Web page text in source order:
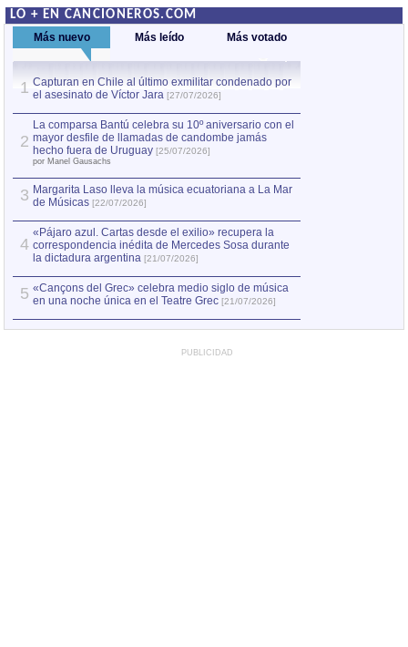
LO + EN CANCIONEROS.COM
Más nuevo Más leído Más votado
1 Capturan en Chile al último exmilitar condenado por
el asesinato de Víctor Jara [27/07/2026]
2
La comparsa Bantú celebra su 10º aniversario con el
mayor desfile de llamadas de candombe jamás
hecho fuera de Uruguay [25/07/2026]
por Manel Gausachs
3 Margarita Laso lleva la música ecuatoriana a La Mar
de Músicas [22/07/2026]
4
«Pájaro azul. Cartas desde el exilio» recupera la
correspondencia inédita de Mercedes Sosa durante
la dictadura argentina [21/07/2026]
5 «Cançons del Grec» celebra medio siglo de música
en una noche única en el Teatre Grec [21/07/2026]
PUBLICIDAD